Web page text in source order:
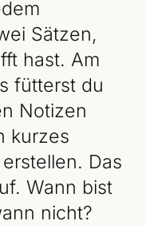
Sätzen,
hast. Am
fütterst du
Notizen
kurzes
Das
Wann bist
nicht?